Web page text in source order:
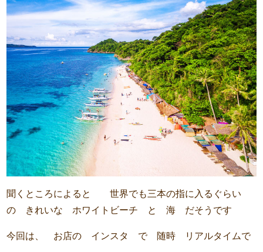
聞くところによると 世界でも三本の指に入るぐらい
の きれいな ホワイトビーチ と 海 だそうです
今回は、 お店の インスタ で 随時 リアルタイムで